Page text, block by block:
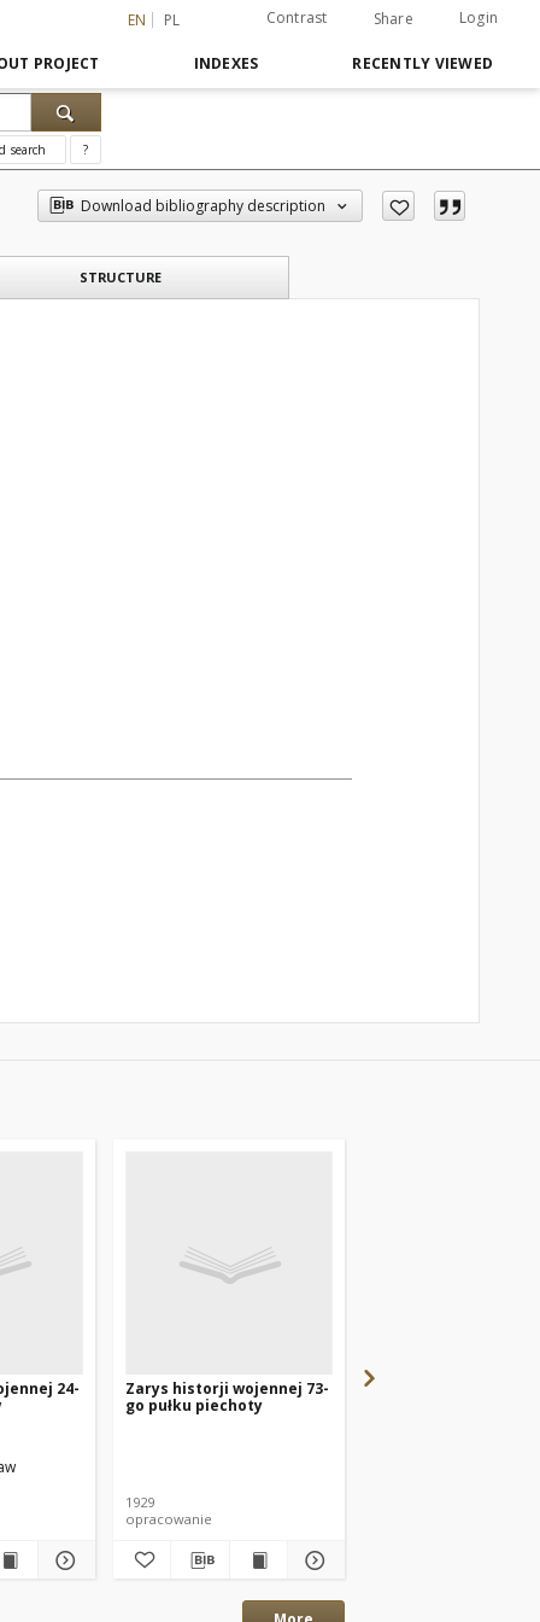
EN PL Contrast Share Login
PROJECT INDEXES RECENTLY VIEWED
search ?
Download bibliography description
STRUCTURE
24-
Zarys historji wojennej 73-
go pułku piechoty
1929
opracowanie